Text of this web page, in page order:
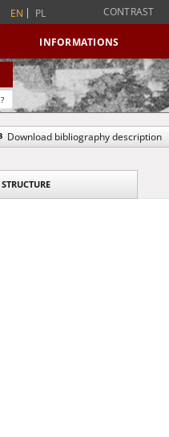
EN PL CONTRAST
INFORMATIONS
?
Download bibliography description
STRUCTURE